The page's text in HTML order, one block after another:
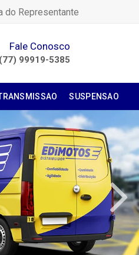
do Representante
Fale Conosco
(77) 99919-5385
SUSPENSAO